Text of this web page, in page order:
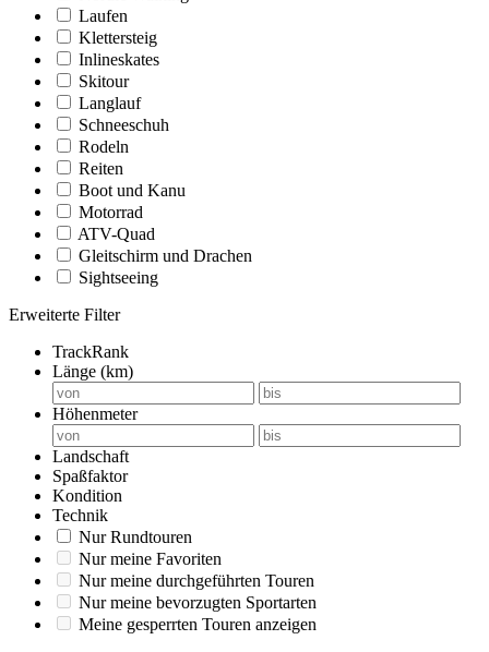
Laufen
Klettersteig
Inlineskates
Skitour
Langlauf
Schneeschuh
Rodeln
Reiten
Boot und Kanu
Motorrad
ATV-Quad
Gleitschirm und Drachen
Sightseeing
Erweiterte Filter
TrackRank
Länge (km)
Höhenmeter
Landschaft
Spaßfaktor
Kondition
Technik
Nur Rundtouren
Nur meine Favoriten
Nur meine durchgeführten Touren
Nur meine bevorzugten Sportarten
Meine gesperrten Touren anzeigen